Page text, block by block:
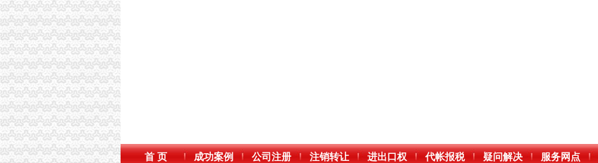
首 页 成功案例 公司注册 注销转让 进出口权 代帐报税 疑问解决 服务网点